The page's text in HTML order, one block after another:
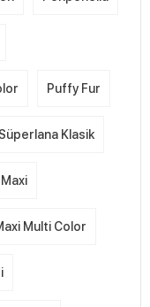
Puffy Fur
Süperlana Klasik
Multi Color